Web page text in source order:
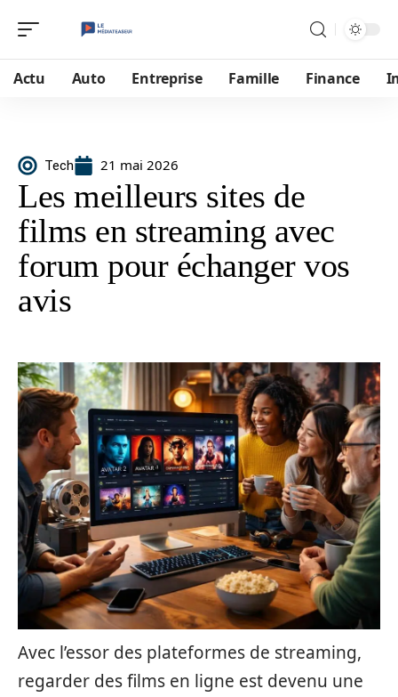
Actu Auto Entreprise Famille Finance
Tech 21 mai 2026
Les meilleurs sites de
films en streaming avec
forum pour échanger vos
avis
Avec l’essor des plateformes de streaming,
regarder des films en ligne est devenu une